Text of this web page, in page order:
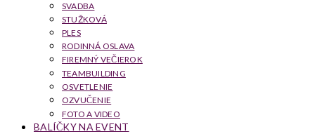
SVADBA
STUŽKOVÁ
PLES
RODINNÁ OSLAVA
FIREMNÝ VEČIEROK
TEAMBUILDING
OSVETLENIE
OZVUČENIE
FOTO A VIDEO
BALÍČKY NA EVENT